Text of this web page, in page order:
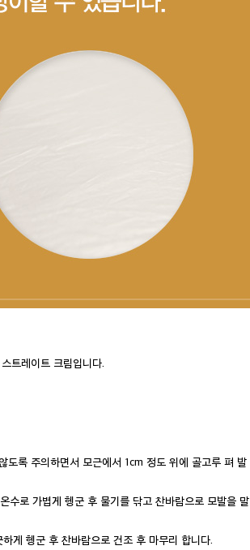
트레이트 크림입니다.
록 주의하면서 모근에서 1cm 정도 위에 골고루 펴 발
로 가볍게 헹군 후 물기를 닦고 찬바람으로 모발을 말
게 헹군 후 찬바람으로 건조 후 마무리 합니다.